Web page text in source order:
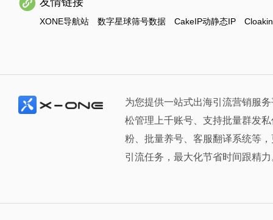
XONE导航站 数字星球筛号数据 CakeIP动静态IP
为您提供一站式出海引流营销服
松管理上千账号、支持批量群发
粉、批量养号、客服翻译系统等
引流任务，最大化节省时间跟精力